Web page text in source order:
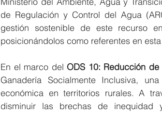
de Regulación y Control del Agua
gestión sostenible de este recurso
posicionándolos como referentes en
En el marco del ODS 10: Reducción
Ganadería Socialmente Inclusiva,
económica en territorios rurales. A
disminuir las brechas de inequidad